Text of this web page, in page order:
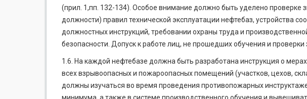
(прил. 1,пп. 132-134). Особое внимание должно быть уделено проверке
должности) правил технической эксплуатации нефтебаз, устройства
должностных инструкций, требовании охраны труда и
безопасности. Допуск к работе лиц, не прошедших обучения и проверки
1.6. На каждой нефтебазе должна быть разработана инструкция о
всех взрывоопасных и пожароопасных помещений (участков, цехов,
должны изучаться во время проведения противо­пожарных